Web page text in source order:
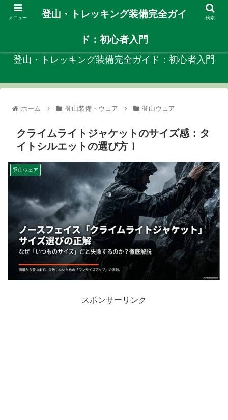
登山・トレッキング装備完全ガイド：初心者入門
ホーム 登山装備・ウェア 登山ウェア
クライムライトジャケットのサイズ感：タ
イトシルエットの選び方！
登山ウェア
スポンサーリンク
メニュー 登山・トレッキング装備完全ガイ
ド：初心者入門
検索